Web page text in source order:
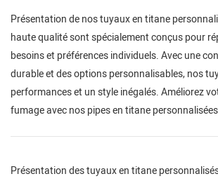
Présentation de nos tuyaux en titane
haute qualité sont spécialement conçus pour
besoins et préférences individuels. Avec une
durable et des options personnalisables, nos
performances et un style inégalés. Améliorez
fumage avec nos pipes en titane
Présentation des tuyaux en titane